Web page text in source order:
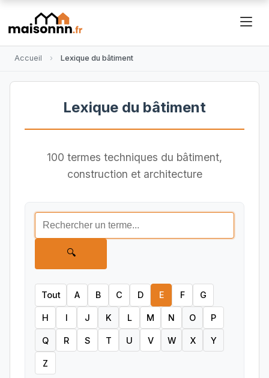
Accueil Lexique du bâtiment
Lexique du bâtiment
100 termes techniques du bâtiment,
construction et architecture
🔍
Tout A B C D E F G
H I J K L M N O P
Q R S T U V W X Y
Z